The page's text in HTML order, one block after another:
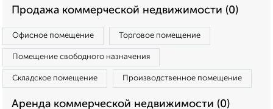
Продажа коммерческой недвижимости (0)
Офисное помещение Торговое помещение
Помещение свободного назначения
Складское помещение Производственное помещение
Аренда коммерческой недвижимости (0)